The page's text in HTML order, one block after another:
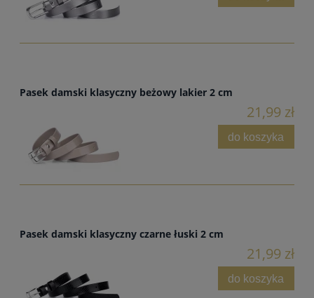
Pasek damski klasyczny beżowy lakier 2 cm
21,99 zł
do koszyka
Pasek damski klasyczny czarne łuski 2 cm
21,99 zł
do koszyka